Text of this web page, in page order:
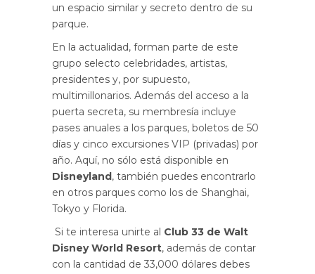
un espacio similar y secreto dentro de su
parque.
En la actualidad, forman parte de este
grupo selecto celebridades, artistas,
presidentes y, por supuesto,
multimillonarios. Además del acceso a la
puerta secreta, su membresía incluye
pases anuales a los parques, boletos de 50
días y cinco excursiones VIP (privadas) por
año. Aquí, no sólo está disponible en
Disneyland, también puedes encontrarlo
en otros parques como los de Shanghai,
Tokyo y Florida.
Si te interesa unirte al Club 33 de Walt
Disney World Resort, además de contar
con la cantidad de 33,000 dólares debes